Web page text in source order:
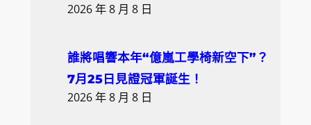
2026 年 8 月 8 日
誰將唱響本年“億嵐工學椅新空下”？
7月25日見證冠軍誕生！
2026 年 8 月 8 日